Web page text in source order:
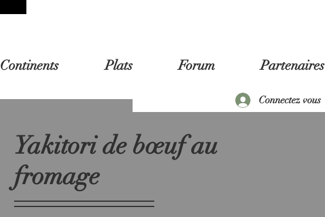
Continents Plats Forum Partenaires
Connectez vous
Yakitori de bœuf au
fromage